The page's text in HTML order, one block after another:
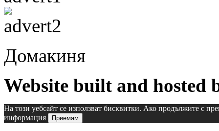
Домакиня
Website built and hosted
На този уебсайт се използват бисквитки. Ако продължите с
информация
Приемам